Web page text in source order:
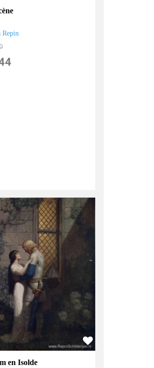
Repin
en Isolde